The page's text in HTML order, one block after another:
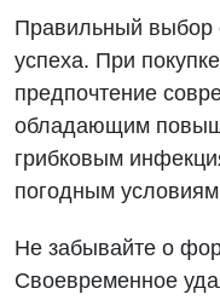
Правильный выбор
успеха. При
предпочтение
обладающим
грибковым
погодным
Не забывайте о
Своевременное